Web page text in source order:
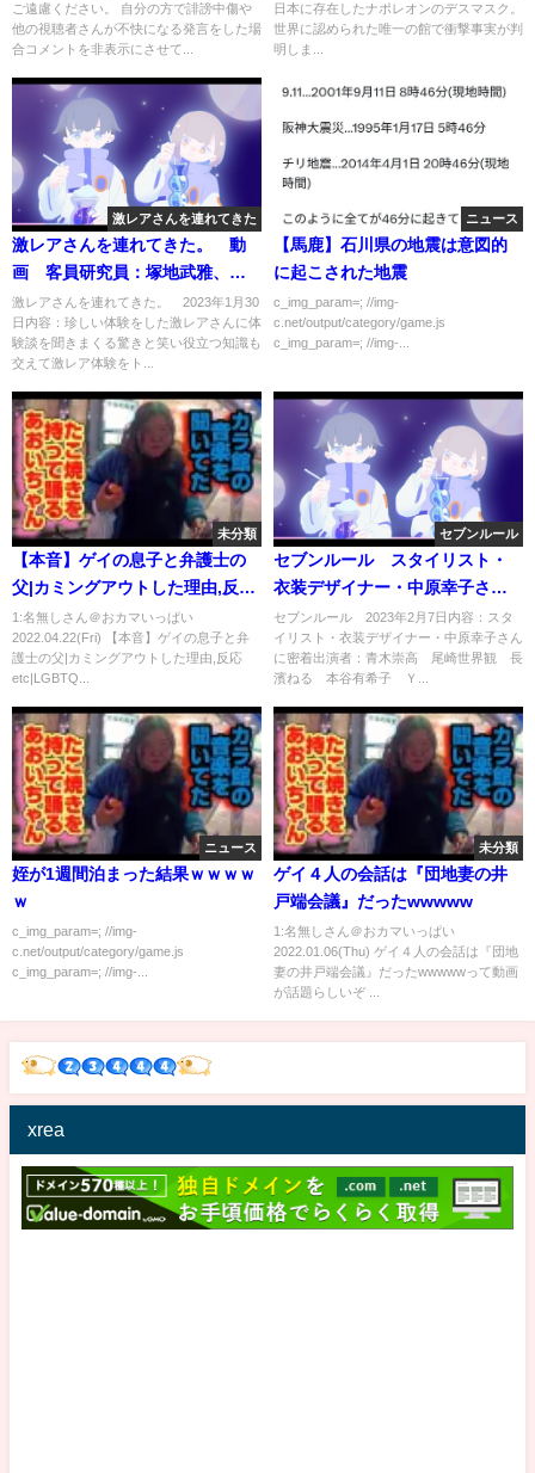
ご遠慮ください。 自分の方で誹謗中傷や
他の視聴者さんが不快になる発言をした場
合コメントを非表示にさせて...
た…【 都市伝説 ナポレオン デス
マスク ロゼッタストーン ルーブ
日本に存在したナポレオンのデスマスク。
世界に認められた唯一の館で衝撃事実が判
明しま...
激レアさんを連れてきた
激レアさんを連れてきた。 動
画 客員研究員：塚地武雅、長
濱ねる 1月30日
激レアさんを連れてきた。 2023年1月30
日内容：珍しい体験をした激レアさんに体
験談を聞きまくる驚きと笑い役立つ知識も
交えて激レア体験をト...
ニュース
【馬鹿】石川県の地震は意図的
に起こされた地震
c_img_param=; //img-
c.net/output/category/game.js
c_img_param=; //img-...
未分類
【本音】ゲイの息子と弁護士の
父|カミングアウトした理由,反応
etc|LGBTQ
1:名無しさん＠おカマいっぱい
2022.04.22(Fri) 【本音】ゲイの息子と弁
護士の父|カミングアウトした理由,反応
etc|LGBTQ...
セブンルール
セブンルール スタイリスト・
衣装デザイナー・中原幸子さん
に密着 2月7日
セブンルール 2023年2月7日内容：スタ
イリスト・衣装デザイナー・中原幸子さん
に密着出演者：青木崇高 尾崎世界観 長
濱ねる 本谷有希子 Ｙ...
ニュース
姪が1週間泊まった結果ｗｗｗｗ
ｗ
c_img_param=; //img-
c.net/output/category/game.js
c_img_param=; //img-...
未分類
ゲイ４人の会話は『団地妻の井
戸端会議』だったwwwww
1:名無しさん＠おカマいっぱい
2022.01.06(Thu) ゲイ４人の会話は『団地
妻の井戸端会議』だったwwwwwって動画
が話題らしいぞ ...
xrea